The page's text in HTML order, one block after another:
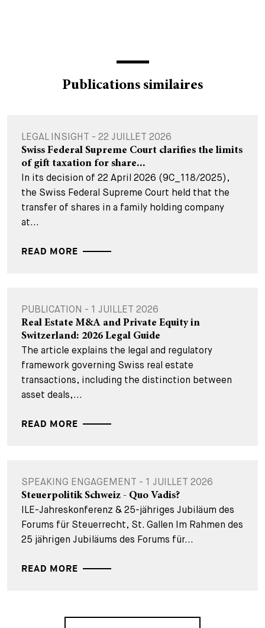
Publications similaires
LEGAL INSIGHT - 22 JUILLET 2026
Swiss Federal Supreme Court clarifies the limits
of gift taxation for share...
In its decision of 22 April 2026 (9C_118/2025),
the Swiss Federal Supreme Court held that the
transfer of shares in a family holding company
at...
READ MORE
PUBLICATION - 1 JUILLET 2026
Real Estate M&A and Private Equity in
Switzerland: 2026 Legal Guide
The article explains the legal and regulatory
framework governing Swiss real estate
transactions, including the distinction between
asset deals,...
READ MORE
SPEAKING ENGAGEMENT - 1 JUILLET 2026
Steuerpolitik Schweiz - Quo Vadis?
ILE-Jahreskonferenz & 25-jähriges Jubiläum des
Forums für Steuerrecht, St. Gallen Im Rahmen des
25 jährigen Jubiläums des Forums für...
READ MORE